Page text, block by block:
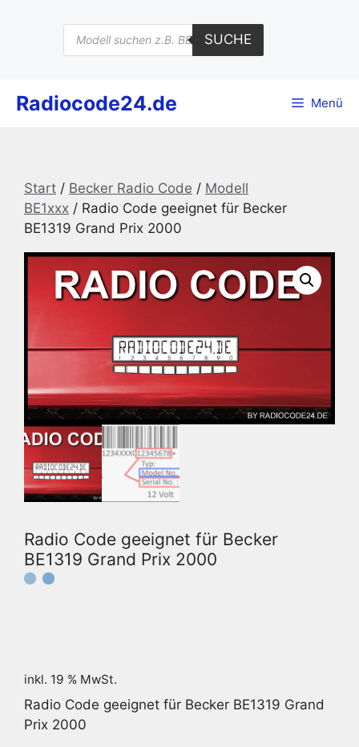
Products
search
SUCHE
Radiocode24.de Menü
Start / Becker Radio Code / Modell
BE1xxx / Radio Code geeignet für Becker
BE1319 Grand Prix 2000
Radio Code geeignet für Becker
BE1319 Grand Prix 2000
inkl. 19 % MwSt.
Radio Code geeignet für Becker BE1319 Grand
Prix 2000